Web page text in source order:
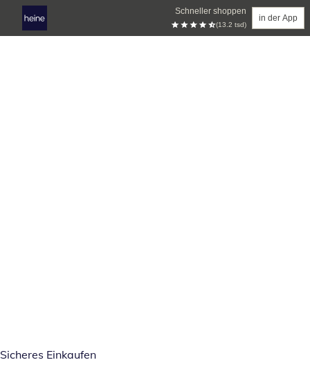
Schneller shoppen
(13.2 tsd)
in der App
Sicheres Einkaufen